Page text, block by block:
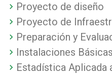
Proyecto de diseño
Proyecto de
Preparación y
Instalaciones Básicas
Estadística Aplicada